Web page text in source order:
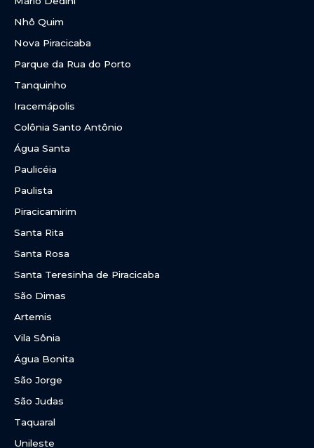
Nhô Quim
Nova Piracicaba
Parque da Rua do Porto
Tanquinho
Iracemápolis
Colônia Santo Antônio
Água Santa
Paulicéia
Paulista
Piracicamirim
Santa Rita
Santa Rosa
Santa Teresinha de Piracicaba
São Dimas
Artemis
Vila Sônia
Água Bonita
São Jorge
São Judas
Taquaral
Unileste